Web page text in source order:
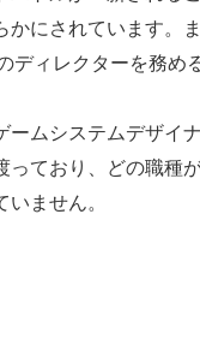
かにされています。
ディレクターを務め
ームシステムデザイ
っており、どの職種
いません。